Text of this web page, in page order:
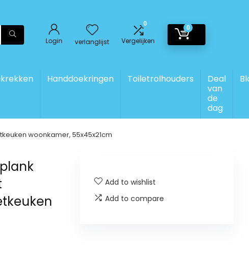
Login verlanglijst
0
Vergelijken
0
Handdoekringen Toiletrolhouders
Deal
van
de
dag
woonkamer, 55x45x21cm
Add to wishlist
Add to compare